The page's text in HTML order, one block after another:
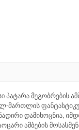
პატარა მეგობრების
მართლის
დამიხოცნია,
ამბების